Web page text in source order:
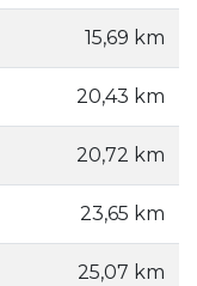
15,69 km
20,43 km
20,72 km
23,65 km
25,07 km